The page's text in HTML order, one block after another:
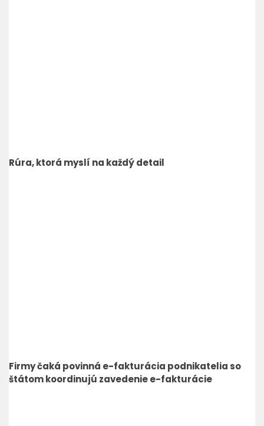
Rúra, ktorá myslí na každý detail
Firmy čaká povinná e-fakturácia podnikatelia so
štátom koordinujú zavedenie e-fakturácie